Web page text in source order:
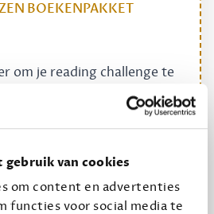
gebruik van cookies
om content en advertenties
functies voor social media te
BOEKENPAKKET
om je reading challenge te
incl. verzending
cadeau